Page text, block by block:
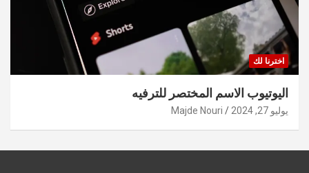
اخترنا لك
اليوتيوب الاسم المختصر للترفيه
يوليو 27, 2024 Majde Nouri